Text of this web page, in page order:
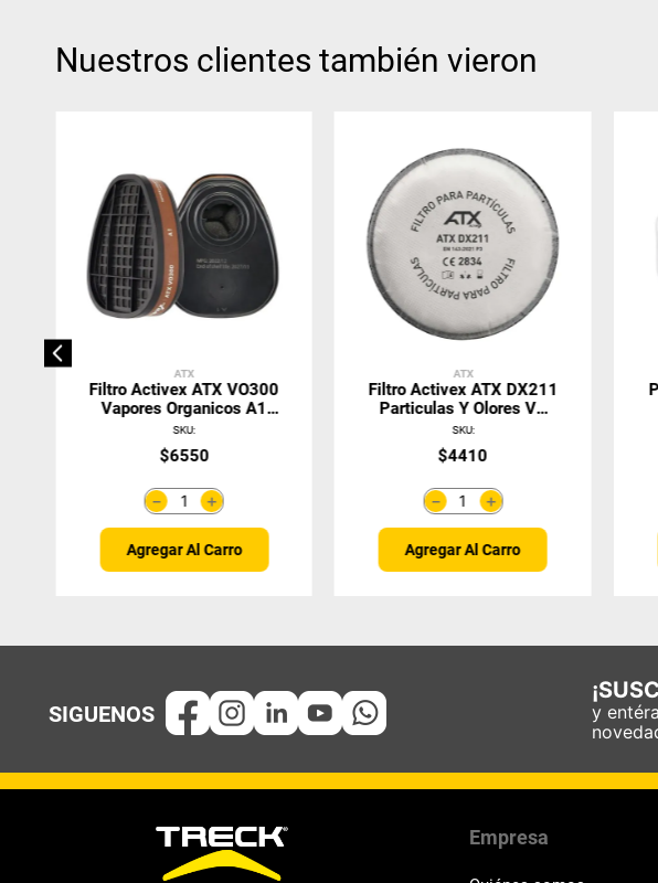
Nuestros clientes también vieron
ATX
Filtro Activex ATX VO300
Vapores Organicos A1
(Par)
SKU:
$6550
＋
－
Agregar Al Carro
ATX
Filtro Activex ATX DX211
Particulas Y Olores VO
P3 R (Par)
SKU:
$4410
＋
－
Agregar Al Carro
y
Empresa